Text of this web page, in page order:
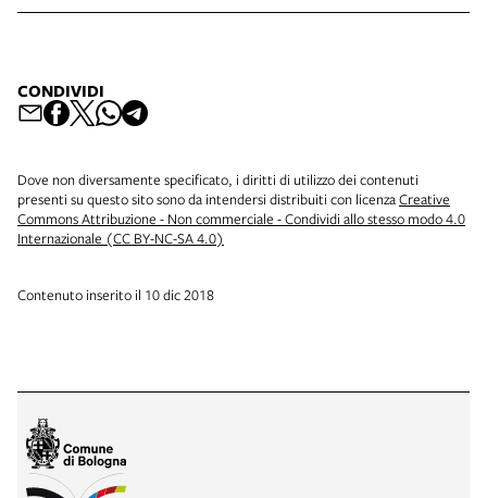
CONDIVIDI
Dove non diversamente specificato, i diritti di utilizzo dei contenuti
presenti su questo sito sono da intendersi distribuiti con licenzaCreative
Commons Attribuzione - Non commerciale - Condividi allo stesso modo 4.0
Internazionale (CC BY-NC-SA 4.0)
Contenuto inserito il 10 dic 2018